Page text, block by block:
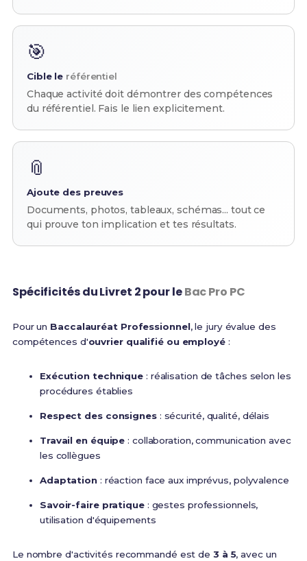
🎯
Cible le référentiel
Chaque activité doit démontrer des compétences
du référentiel. Fais le lien explicitement.
📎
Ajoute des preuves
Documents, photos, tableaux, schémas... tout ce
qui prouve ton implication et tes résultats.
Spécificités du Livret 2 pour leBac Pro PC
Pour un Baccalauréat Professionnel, le jury évalue des
compétences d'ouvrier qualifié ou employé:
Exécution technique : réalisation de tâches selon les
procédures établies
Respect des consignes: sécurité, qualité, délais
Travail en équipe : collaboration, communication avec
les collègues
Adaptation: réaction face aux imprévus, polyvalence
Savoir-faire pratique: gestes professionnels,
utilisation d'équipements
Le nombre d'activités recommandé est de 3 à 5, avec un